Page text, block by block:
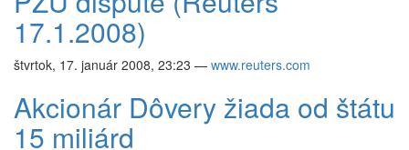
17.1.2008)
štvrtok, 17. január 2008, 23:23 — www.reuters.com
Akcionár Dôvery žiada od štátu
15 miliárd